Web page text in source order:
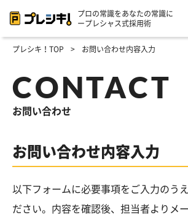
プロの常識をあなたの常識に
ープレシャス式採用術
プレシキ！TOP > お問い合わせ内容入力
CONTACT
お問い合わせ
お問い合わせ内容入力
以下フォームに必要事項をご入力のう
ださい。内容を確認後、担当者よりメ